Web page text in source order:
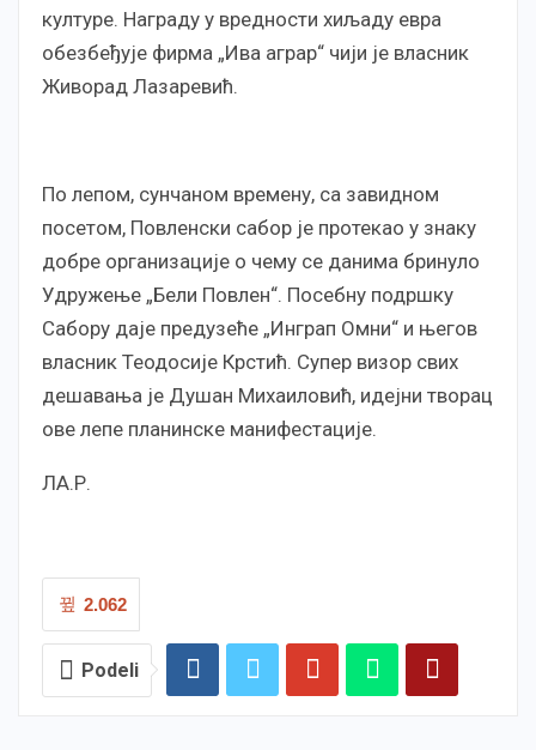
културе. Награду у вредности хиљаду евра
обезбеђује фирма „Ива аграр“ чији је власник
Живорад Лазаревић.
По лепом, сунчаном времену, са завидном
посетом, Повленски сабор је протекао у знаку
добре организације о чему се данима бринуло
Удружење „Бели Повлен“. Посебну подршку
Сабору даје предузеће „Инграп Омни“ и његов
власник Теодосије Крстић. Супер визор свих
дешавања је Душан Михаиловић, идејни творац
ове лепе планинске манифестације.
ЛА.Р.
2.062
Podeli